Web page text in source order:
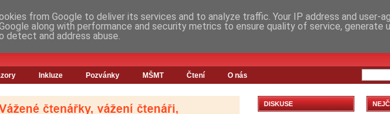
Inkluze Pozvánky MŠMT Čtení O nás
DISKUSE
from Google to deliver its services and to analyze traffic. Your IP address and user-
along with performance and security metrics to ensure quality of service, generate
detect and address abuse.